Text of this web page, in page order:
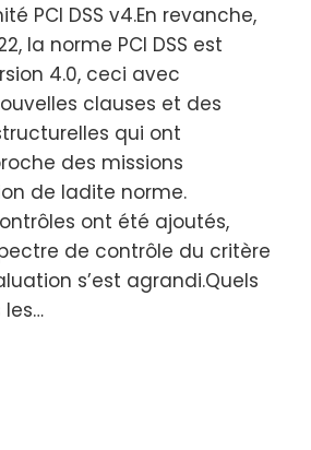
PCI DSS v4.En revanche,
la norme PCI DSS est
4.0, ceci avec
clauses et des
qui ont
des missions
de ladite norme.
ont été ajoutés,
de contrôle du critère
s’est agrandi.Quels